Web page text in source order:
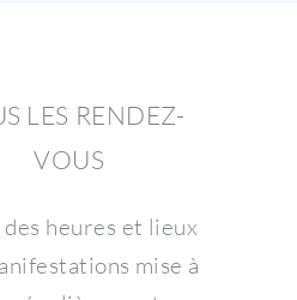
LES RENDEZ-
VOUS
heures et lieux
mise à